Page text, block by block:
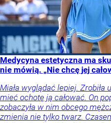
Medycyna estetyczna ma
nie mówią. „Nie chcę jej
Miała wyglądać lepiej. Zrobiła
mieć ochotę ją całować. On
zobaczyła w nim obcego
zmienia nie tylko twarz.